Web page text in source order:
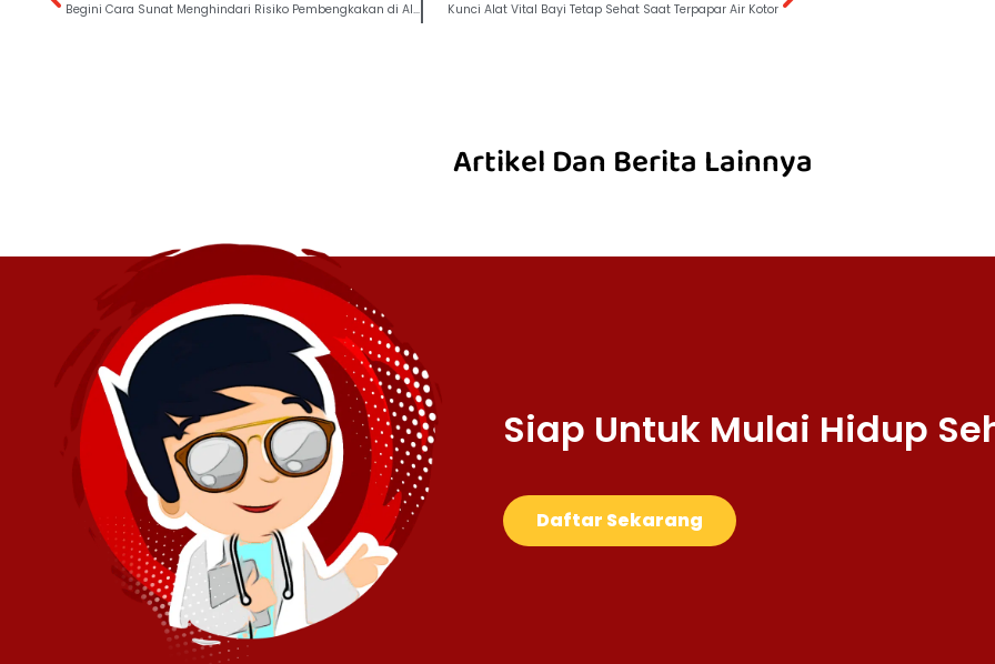
Begini Cara Sunat Menghindari Risiko Pembengkakan di Alat Vital Bayi Kunci Alat Vital Bayi Tetap Sehat Saat Terpapar Air Kotor
Artikel Dan Berita Lainnya
Siap Untuk Mulai Hidup
Daftar Sekarang